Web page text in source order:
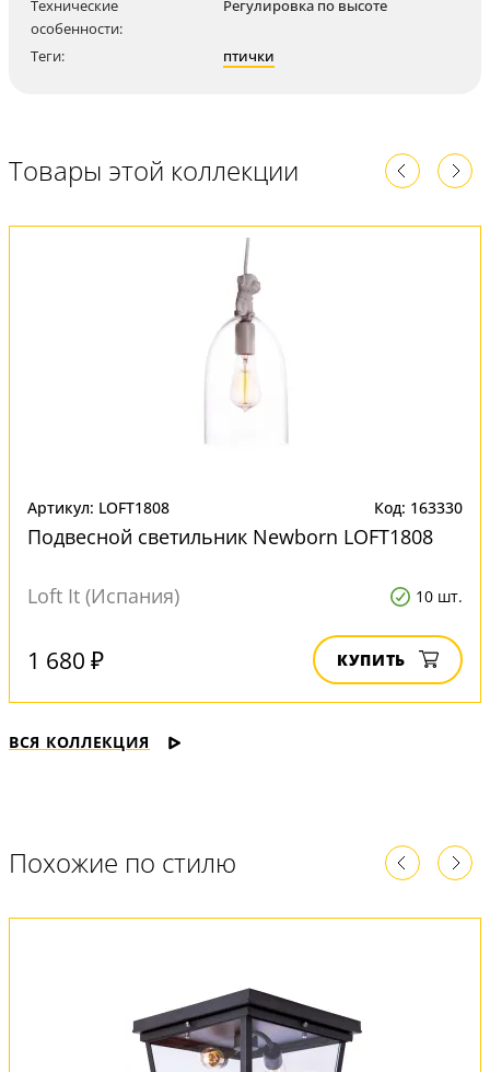
Технические
особенности:
Регулировка по высоте
Теги: птички
Товары этой коллекции
Артикул: LOFT1808 Код: 163330
Подвесной светильник Newborn LOFT1808
Loft It (Испания) 10 шт.
1 680 ₽ КУПИТЬ
ВСЯ КОЛЛЕКЦИЯ
Похожие по стилю